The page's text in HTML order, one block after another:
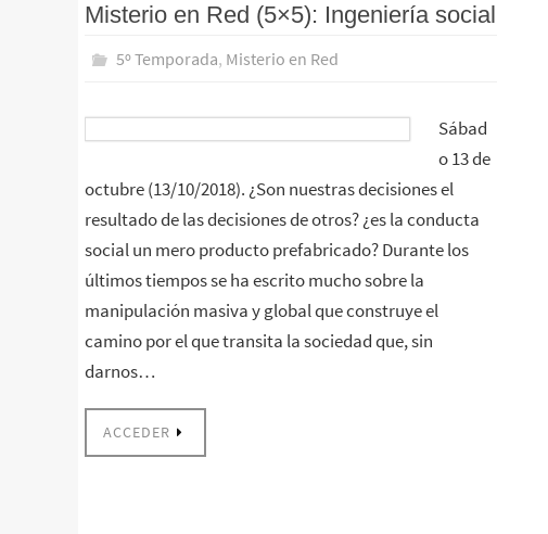
Misterio en Red (5×5): Ingeniería social
5º Temporada, Misterio en Red
Sábad
o 13 de
octubre (13/10/2018). ¿Son nuestras decisiones el
resultado de las decisiones de otros? ¿es la conducta
social un mero producto prefabricado? Durante los
últimos tiempos se ha escrito mucho sobre la
manipulación masiva y global que construye el
camino por el que transita la sociedad que, sin
darnos…
ACCEDER